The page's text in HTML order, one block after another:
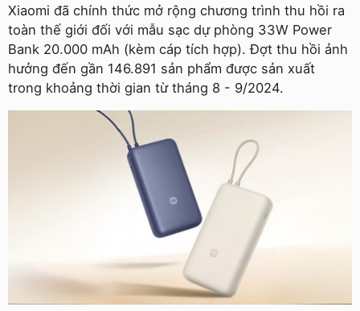
Xiaomi đã chính thức mở rộng chương trình thu hồi ra
toàn thế giới đối với mẫu sạc dự phòng 33W Power
Bank 20.000 mAh (kèm cáp tích hợp). Đợt thu hồi ảnh
hưởng đến gần 146.891 sản phẩm được sản xuất
trong khoảng thời gian từ tháng 8 - 9/2024.